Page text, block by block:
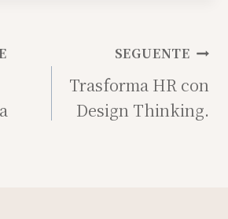
SEGUENTE
Trasforma HR con
Design Thinking.